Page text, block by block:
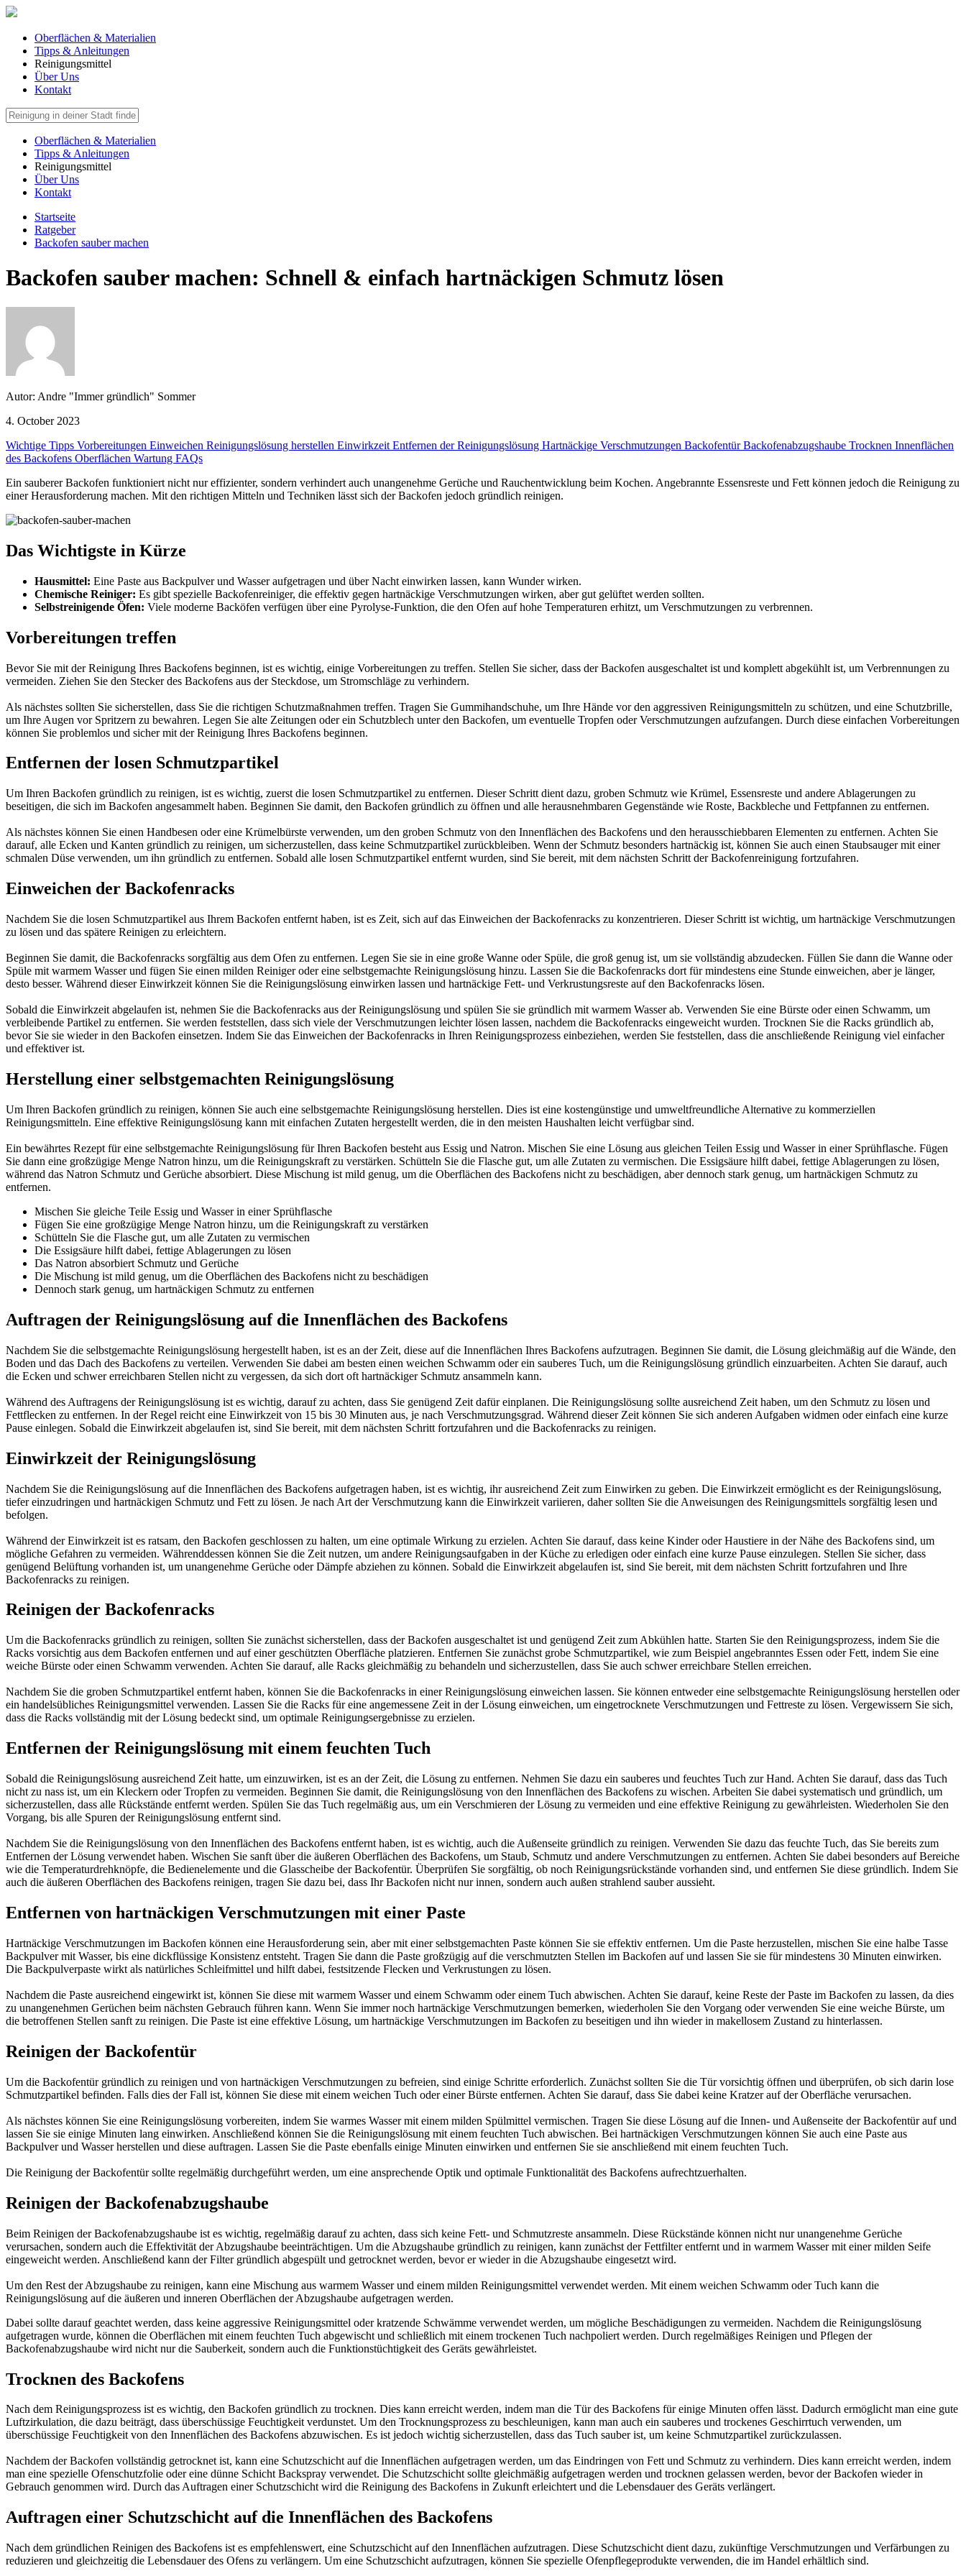
Oberflächen & Materialien
Tipps & Anleitungen
Reinigungsmittel
Über Uns
Kontakt
Oberflächen & Materialien
Tipps & Anleitungen
Reinigungsmittel
Über Uns
Kontakt
Startseite
Ratgeber
Backofen sauber machen
Backofen sauber machen: Schnell & einfach hartnäckigen Schmutz lösen
Autor: Andre "Immer gründlich" Sommer
4. October 2023
Wichtige Tipps Vorbereitungen Einweichen Reinigungslösung herstellen Einwirkzeit Entfernen der Reinigungslösung Hartnäckige Verschmutzungen BackofentürBackofenabzugshaube Trocknen Innenflächen
des Backofens Oberflächen Wartung FAQs
Ein sauberer Backofen funktioniert nicht nur effizienter, sondern verhindert auch unangenehme Gerüche und Rauchentwicklung beim Kochen. Angebrannte Essensreste und Fett können jedoch die Reinigung zu
einer Herausforderung machen. Mit den richtigen Mitteln und Techniken lässt sich der Backofen jedoch gründlich reinigen.
Das Wichtigste in Kürze
Hausmittel: Eine Paste aus Backpulver und Wasser aufgetragen und über Nacht einwirken lassen, kann Wunder wirken.
Chemische Reiniger: Es gibt spezielle Backofenreiniger, die effektiv gegen hartnäckige Verschmutzungen wirken, aber gut gelüftet werden sollten.
Selbstreinigende Öfen: Viele moderne Backöfen verfügen über eine Pyrolyse-Funktion, die den Ofen auf hohe Temperaturen erhitzt, um Verschmutzungen zu verbrennen.
Vorbereitungen treffen
Bevor Sie mit der Reinigung Ihres Backofens beginnen, ist es wichtig, einige Vorbereitungen zu treffen. Stellen Sie sicher, dass der Backofen ausgeschaltet ist und komplett abgekühlt ist, um Verbrennungen zu
vermeiden. Ziehen Sie den Stecker des Backofens aus der Steckdose, um Stromschläge zu verhindern.
Als nächstes sollten Sie sicherstellen, dass Sie die richtigen Schutzmaßnahmen treffen. Tragen Sie Gummihandschuhe, um Ihre Hände vor den aggressiven Reinigungsmitteln zu schützen, und eine Schutzbrille,
um Ihre Augen vor Spritzern zu bewahren. Legen Sie alte Zeitungen oder ein Schutzblech unter den Backofen, um eventuelle Tropfen oder Verschmutzungen aufzufangen. Durch diese einfachen Vorbereitungen
können Sie problemlos und sicher mit der Reinigung Ihres Backofens beginnen.
Entfernen der losen Schmutzpartikel
Um Ihren Backofen gründlich zu reinigen, ist es wichtig, zuerst die losen Schmutzpartikel zu entfernen. Dieser Schritt dient dazu, groben Schmutz wie Krümel, Essensreste und andere Ablagerungen zu
beseitigen, die sich im Backofen angesammelt haben. Beginnen Sie damit, den Backofen gründlich zu öffnen und alle herausnehmbaren Gegenstände wie Roste, Backbleche und Fettpfannen zu entfernen.
Als nächstes können Sie einen Handbesen oder eine Krümelbürste verwenden, um den groben Schmutz von den Innenflächen des Backofens und den herausschiebbaren Elementen zu entfernen. Achten Sie
darauf, alle Ecken und Kanten gründlich zu reinigen, um sicherzustellen, dass keine Schmutzpartikel zurückbleiben. Wenn der Schmutz besonders hartnäckig ist, können Sie auch einen Staubsauger mit einer
schmalen Düse verwenden, um ihn gründlich zu entfernen. Sobald alle losen Schmutzpartikel entfernt wurden, sind Sie bereit, mit dem nächsten Schritt der Backofenreinigung fortzufahren.
Einweichen der Backofenracks
Nachdem Sie die losen Schmutzpartikel aus Ihrem Backofen entfernt haben, ist es Zeit, sich auf das Einweichen der Backofenracks zu konzentrieren. Dieser Schritt ist wichtig, um hartnäckige Verschmutzungen
zu lösen und das spätere Reinigen zu erleichtern.
Beginnen Sie damit, die Backofenracks sorgfältig aus dem Ofen zu entfernen. Legen Sie sie in eine große Wanne oder Spüle, die groß genug ist, um sie vollständig abzudecken. Füllen Sie dann die Wanne oder
Spüle mit warmem Wasser und fügen Sie einen milden Reiniger oder eine selbstgemachte Reinigungslösung hinzu. Lassen Sie die Backofenracks dort für mindestens eine Stunde einweichen, aber je länger,
desto besser. Während dieser Einwirkzeit können Sie die Reinigungslösung einwirken lassen und hartnäckige Fett- und Verkrustungsreste auf den Backofenracks lösen.
Sobald die Einwirkzeit abgelaufen ist, nehmen Sie die Backofenracks aus der Reinigungslösung und spülen Sie sie gründlich mit warmem Wasser ab. Verwenden Sie eine Bürste oder einen Schwamm, um
verbleibende Partikel zu entfernen. Sie werden feststellen, dass sich viele der Verschmutzungen leichter lösen lassen, nachdem die Backofenracks eingeweicht wurden. Trocknen Sie die Racks gründlich ab,
bevor Sie sie wieder in den Backofen einsetzen. Indem Sie das Einweichen der Backofenracks in Ihren Reinigungsprozess einbeziehen, werden Sie feststellen, dass die anschließende Reinigung viel einfacher
und effektiver ist.
Herstellung einer selbstgemachten Reinigungslösung
Um Ihren Backofen gründlich zu reinigen, können Sie auch eine selbstgemachte Reinigungslösung herstellen. Dies ist eine kostengünstige und umweltfreundliche Alternative zu kommerziellen
Reinigungsmitteln. Eine effektive Reinigungslösung kann mit einfachen Zutaten hergestellt werden, die in den meisten Haushalten leicht verfügbar sind.
Ein bewährtes Rezept für eine selbstgemachte Reinigungslösung für Ihren Backofen besteht aus Essig und Natron. Mischen Sie eine Lösung aus gleichen Teilen Essig und Wasser in einer Sprühflasche. Fügen
Sie dann eine großzügige Menge Natron hinzu, um die Reinigungskraft zu verstärken. Schütteln Sie die Flasche gut, um alle Zutaten zu vermischen. Die Essigsäure hilft dabei, fettige Ablagerungen zu lösen,
während das Natron Schmutz und Gerüche absorbiert. Diese Mischung ist mild genug, um die Oberflächen des Backofens nicht zu beschädigen, aber dennoch stark genug, um hartnäckigen Schmutz zu
entfernen.
Mischen Sie gleiche Teile Essig und Wasser in einer Sprühflasche
Fügen Sie eine großzügige Menge Natron hinzu, um die Reinigungskraft zu verstärken
Schütteln Sie die Flasche gut, um alle Zutaten zu vermischen
Die Essigsäure hilft dabei, fettige Ablagerungen zu lösen
Das Natron absorbiert Schmutz und Gerüche
Die Mischung ist mild genug, um die Oberflächen des Backofens nicht zu beschädigen
Dennoch stark genug, um hartnäckigen Schmutz zu entfernen
Auftragen der Reinigungslösung auf die Innenflächen des Backofens
Nachdem Sie die selbstgemachte Reinigungslösung hergestellt haben, ist es an der Zeit, diese auf die Innenflächen Ihres Backofens aufzutragen. Beginnen Sie damit, die Lösung gleichmäßig auf die Wände, den
Boden und das Dach des Backofens zu verteilen. Verwenden Sie dabei am besten einen weichen Schwamm oder ein sauberes Tuch, um die Reinigungslösung gründlich einzuarbeiten. Achten Sie darauf, auch
die Ecken und schwer erreichbaren Stellen nicht zu vergessen, da sich dort oft hartnäckiger Schmutz ansammeln kann.
Während des Auftragens der Reinigungslösung ist es wichtig, darauf zu achten, dass Sie genügend Zeit dafür einplanen. Die Reinigungslösung sollte ausreichend Zeit haben, um den Schmutz zu lösen und
Fettflecken zu entfernen. In der Regel reicht eine Einwirkzeit von 15 bis 30 Minuten aus, je nach Verschmutzungsgrad. Während dieser Zeit können Sie sich anderen Aufgaben widmen oder einfach eine kurze
Pause einlegen. Sobald die Einwirkzeit abgelaufen ist, sind Sie bereit, mit dem nächsten Schritt fortzufahren und die Backofenracks zu reinigen.
Einwirkzeit der Reinigungslösung
Nachdem Sie die Reinigungslösung auf die Innenflächen des Backofens aufgetragen haben, ist es wichtig, ihr ausreichend Zeit zum Einwirken zu geben. Die Einwirkzeit ermöglicht es der Reinigungslösung,
tiefer einzudringen und hartnäckigen Schmutz und Fett zu lösen. Je nach Art der Verschmutzung kann die Einwirkzeit variieren, daher sollten Sie die Anweisungen des Reinigungsmittels sorgfältig lesen und
befolgen.
Während der Einwirkzeit ist es ratsam, den Backofen geschlossen zu halten, um eine optimale Wirkung zu erzielen. Achten Sie darauf, dass keine Kinder oder Haustiere in der Nähe des Backofens sind, um
mögliche Gefahren zu vermeiden. Währenddessen können Sie die Zeit nutzen, um andere Reinigungsaufgaben in der Küche zu erledigen oder einfach eine kurze Pause einzulegen. Stellen Sie sicher, dass
genügend Belüftung vorhanden ist, um unangenehme Gerüche oder Dämpfe abziehen zu können. Sobald die Einwirkzeit abgelaufen ist, sind Sie bereit, mit dem nächsten Schritt fortzufahren und Ihre
Backofenracks zu reinigen.
Reinigen der Backofenracks
Um die Backofenracks gründlich zu reinigen, sollten Sie zunächst sicherstellen, dass der Backofen ausgeschaltet ist und genügend Zeit zum Abkühlen hatte. Starten Sie den Reinigungsprozess, indem Sie die
Racks vorsichtig aus dem Backofen entfernen und auf einer geschützten Oberfläche platzieren. Entfernen Sie zunächst grobe Schmutzpartikel, wie zum Beispiel angebranntes Essen oder Fett, indem Sie eine
weiche Bürste oder einen Schwamm verwenden. Achten Sie darauf, alle Racks gleichmäßig zu behandeln und sicherzustellen, dass Sie auch schwer erreichbare Stellen erreichen.
Nachdem Sie die groben Schmutzpartikel entfernt haben, können Sie die Backofenracks in einer Reinigungslösung einweichen lassen. Sie können entweder eine selbstgemachte Reinigungslösung herstellen oder
ein handelsübliches Reinigungsmittel verwenden. Lassen Sie die Racks für eine angemessene Zeit in der Lösung einweichen, um eingetrocknete Verschmutzungen und Fettreste zu lösen. Vergewissern Sie sich,
dass die Racks vollständig mit der Lösung bedeckt sind, um optimale Reinigungsergebnisse zu erzielen.
Entfernen der Reinigungslösung mit einem feuchten Tuch
Sobald die Reinigungslösung ausreichend Zeit hatte, um einzuwirken, ist es an der Zeit, die Lösung zu entfernen. Nehmen Sie dazu ein sauberes und feuchtes Tuch zur Hand. Achten Sie darauf, dass das Tuch
nicht zu nass ist, um ein Kleckern oder Tropfen zu vermeiden. Beginnen Sie damit, die Reinigungslösung von den Innenflächen des Backofens zu wischen. Arbeiten Sie dabei systematisch und gründlich, um
sicherzustellen, dass alle Rückstände entfernt werden. Spülen Sie das Tuch regelmäßig aus, um ein Verschmieren der Lösung zu vermeiden und eine effektive Reinigung zu gewährleisten. Wiederholen Sie den
Vorgang, bis alle Spuren der Reinigungslösung entfernt sind.
Nachdem Sie die Reinigungslösung von den Innenflächen des Backofens entfernt haben, ist es wichtig, auch die Außenseite gründlich zu reinigen. Verwenden Sie dazu das feuchte Tuch, das Sie bereits zum
Entfernen der Lösung verwendet haben. Wischen Sie sanft über die äußeren Oberflächen des Backofens, um Staub, Schmutz und andere Verschmutzungen zu entfernen. Achten Sie dabei besonders auf Bereiche
wie die Temperaturdrehknöpfe, die Bedienelemente und die Glasscheibe der Backofentür. Überprüfen Sie sorgfältig, ob noch Reinigungsrückstände vorhanden sind, und entfernen Sie diese gründlich. Indem Sie
auch die äußeren Oberflächen des Backofens reinigen, tragen Sie dazu bei, dass Ihr Backofen nicht nur innen, sondern auch außen strahlend sauber aussieht.
Entfernen von hartnäckigen Verschmutzungen mit einer Paste
Hartnäckige Verschmutzungen im Backofen können eine Herausforderung sein, aber mit einer selbstgemachten Paste können Sie sie effektiv entfernen. Um die Paste herzustellen, mischen Sie eine halbe Tasse
Backpulver mit Wasser, bis eine dickflüssige Konsistenz entsteht. Tragen Sie dann die Paste großzügig auf die verschmutzten Stellen im Backofen auf und lassen Sie sie für mindestens 30 Minuten einwirken.
Die Backpulverpaste wirkt als natürliches Schleifmittel und hilft dabei, festsitzende Flecken und Verkrustungen zu lösen.
Nachdem die Paste ausreichend eingewirkt ist, können Sie diese mit warmem Wasser und einem Schwamm oder einem Tuch abwischen. Achten Sie darauf, keine Reste der Paste im Backofen zu lassen, da dies
zu unangenehmen Gerüchen beim nächsten Gebrauch führen kann. Wenn Sie immer noch hartnäckige Verschmutzungen bemerken, wiederholen Sie den Vorgang oder verwenden Sie eine weiche Bürste, um
die betroffenen Stellen sanft zu reinigen. Die Paste ist eine effektive Lösung, um hartnäckige Verschmutzungen im Backofen zu beseitigen und ihn wieder in makellosem Zustand zu hinterlassen.
Reinigen der Backofentür
Um die Backofentür gründlich zu reinigen und von hartnäckigen Verschmutzungen zu befreien, sind einige Schritte erforderlich. Zunächst sollten Sie die Tür vorsichtig öffnen und überprüfen, ob sich darin lose
Schmutzpartikel befinden. Falls dies der Fall ist, können Sie diese mit einem weichen Tuch oder einer Bürste entfernen. Achten Sie darauf, dass Sie dabei keine Kratzer auf der Oberfläche verursachen.
Als nächstes können Sie eine Reinigungslösung vorbereiten, indem Sie warmes Wasser mit einem milden Spülmittel vermischen. Tragen Sie diese Lösung auf die Innen- und Außenseite der Backofentür auf und
lassen Sie sie einige Minuten lang einwirken. Anschließend können Sie die Reinigungslösung mit einem feuchten Tuch abwischen. Bei hartnäckigen Verschmutzungen können Sie auch eine Paste aus
Backpulver und Wasser herstellen und diese auftragen. Lassen Sie die Paste ebenfalls einige Minuten einwirken und entfernen Sie sie anschließend mit einem feuchten Tuch.
Die Reinigung der Backofentür sollte regelmäßig durchgeführt werden, um eine ansprechende Optik und optimale Funktionalität des Backofens aufrechtzuerhalten.
Reinigen der Backofenabzugshaube
Beim Reinigen der Backofenabzugshaube ist es wichtig, regelmäßig darauf zu achten, dass sich keine Fett- und Schmutzreste ansammeln. Diese Rückstände können nicht nur unangenehme Gerüche
verursachen, sondern auch die Effektivität der Abzugshaube beeinträchtigen. Um die Abzugshaube gründlich zu reinigen, kann zunächst der Fettfilter entfernt und in warmem Wasser mit einer milden Seife
eingeweicht werden. Anschließend kann der Filter gründlich abgespült und getrocknet werden, bevor er wieder in die Abzugshaube eingesetzt wird.
Um den Rest der Abzugshaube zu reinigen, kann eine Mischung aus warmem Wasser und einem milden Reinigungsmittel verwendet werden. Mit einem weichen Schwamm oder Tuch kann die
Reinigungslösung auf die äußeren und inneren Oberflächen der Abzugshaube aufgetragen werden.
Dabei sollte darauf geachtet werden, dass keine aggressive Reinigungsmittel oder kratzende Schwämme verwendet werden, um mögliche Beschädigungen zu vermeiden. Nachdem die Reinigungslösung
aufgetragen wurde, können die Oberflächen mit einem feuchten Tuch abgewischt und schließlich mit einem trockenen Tuch nachpoliert werden. Durch regelmäßiges Reinigen und Pflegen der
Backofenabzugshaube wird nicht nur die Sauberkeit, sondern auch die Funktionstüchtigkeit des Geräts gewährleistet.
Trocknen des Backofens
Nach dem Reinigungsprozess ist es wichtig, den Backofen gründlich zu trocknen. Dies kann erreicht werden, indem man die Tür des Backofens für einige Minuten offen lässt. Dadurch ermöglicht man eine gute
Luftzirkulation, die dazu beiträgt, dass überschüssige Feuchtigkeit verdunstet. Um den Trocknungsprozess zu beschleunigen, kann man auch ein sauberes und trockenes Geschirrtuch verwenden, um
überschüssige Feuchtigkeit von den Innenflächen des Backofens abzuwischen. Es ist jedoch wichtig sicherzustellen, dass das Tuch sauber ist, um keine Schmutzpartikel zurückzulassen.
Nachdem der Backofen vollständig getrocknet ist, kann eine Schutzschicht auf die Innenflächen aufgetragen werden, um das Eindringen von Fett und Schmutz zu verhindern. Dies kann erreicht werden, indem
man eine spezielle Ofenschutzfolie oder eine dünne Schicht Backspray verwendet. Die Schutzschicht sollte gleichmäßig aufgetragen werden und trocknen gelassen werden, bevor der Backofen wieder in
Gebrauch genommen wird. Durch das Auftragen einer Schutzschicht wird die Reinigung des Backofens in Zukunft erleichtert und die Lebensdauer des Geräts verlängert.
Auftragen einer Schutzschicht auf die Innenflächen des Backofens
Nach dem gründlichen Reinigen des Backofens ist es empfehlenswert, eine Schutzschicht auf den Innenflächen aufzutragen. Diese Schutzschicht dient dazu, zukünftige Verschmutzungen und Verfärbungen zu
reduzieren und gleichzeitig die Lebensdauer des Ofens zu verlängern. Um eine Schutzschicht aufzutragen, können Sie spezielle Ofenpflegeprodukte verwenden, die im Handel erhältlich sind.